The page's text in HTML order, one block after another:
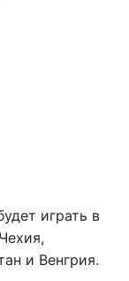
играть в
и Венгрия.